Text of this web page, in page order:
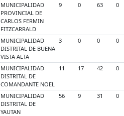
MUNICIPALIDAD
PROVINCIAL DE
CARLOS FERMIN
FITZCARRALD
9 0 63 0
MUNICIPALIDAD
DISTRITAL DE BUENA
VISTA ALTA
3 0 0 0
MUNICIPALIDAD
DISTRITAL DE
COMANDANTE NOEL
11 17 42 0
MUNICIPALIDAD
DISTRITAL DE
YAUTAN
56 9 31 0